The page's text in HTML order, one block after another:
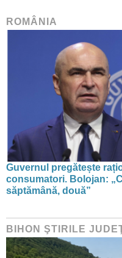
ROMÂNIA
Guvernul pregătește
consumatori. Bolojan:
săptămână, două”
BIHON ŞTIRILE